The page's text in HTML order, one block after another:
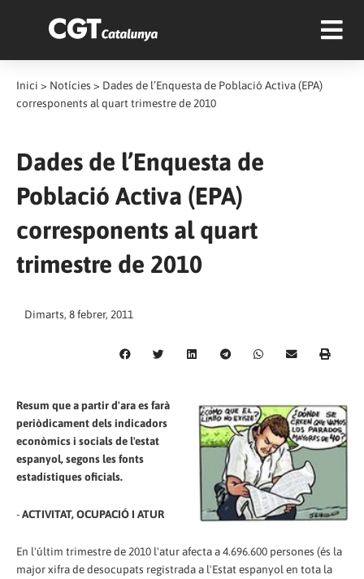
Inici > Notícies > Dades de l’Enquesta de Població Activa (EPA)
corresponents al quart trimestre de 2010
Dades de l’Enquesta de
Població Activa (EPA)
corresponents al quart
trimestre de 2010
Dimarts, 8 febrer, 2011
Resum que a partir d'ara es farà
periòdicament dels indicadors
econòmics i socials de l'estat
espanyol, segons les fonts
estadístiques oficials.
-ACTIVITAT, OCUPACIÓ I ATUR
En l'últim trimestre de 2010 l'atur afecta a 4.696.600 persones (és la
major xifra de desocupats registrada a l'Estat espanyol en tota la